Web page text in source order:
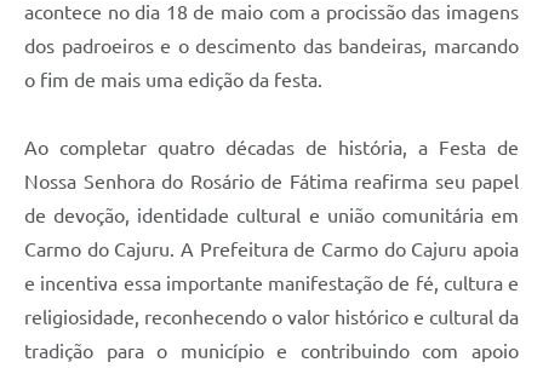
acontece no dia 18 de maio com a procissão das imagens
dos padroeiros e o descimento das bandeiras, marcando
o fim de mais uma edição da festa.
Ao completar quatro décadas de história, a Festa de
Nossa Senhora do Rosário de Fátima reafirma seu papel
de devoção, identidade cultural e união comunitária em
Carmo do Cajuru. A Prefeitura de Carmo do Cajuru apoia
e incentiva essa importante manifestação de fé, cultura e
religiosidade, reconhecendo o valor histórico e cultural da
tradição para o município e contribuindo com apoio